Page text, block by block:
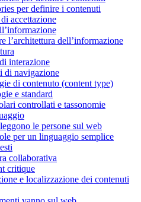
per definire i contenuti
accettazione
l’architettura dell’informazione
interazione
di navigazione
di contenuto (content type)
e standard
controllati e tassonomie
le persone sul web
per un linguaggio semplice
collaborativa
critique
e localizzazione dei contenuti